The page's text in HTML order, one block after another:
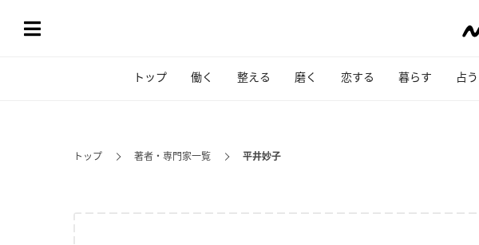
トップ 働く 整える 磨く 恋する 暮らす 占う
トップ 著者・専門家一覧 平井妙子